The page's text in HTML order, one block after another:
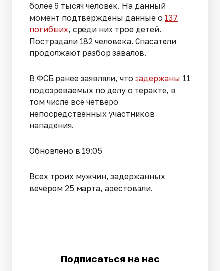
более 6 тысяч человек. На данный
момент подтверждены данные о 137
погибших, среди них трое детей.
Пострадали 182 человека. Спасатели
продолжают разбор завалов.
В ФСБ ранее заявляли, что задержаны 11
подозреваемых по делу о теракте, в
том числе все четверо
непосредственных участников
нападения.
Обновлено в 19:05
Всех троих мужчин, задержанных
вечером 25 марта, арестовали.
Подписаться на нас